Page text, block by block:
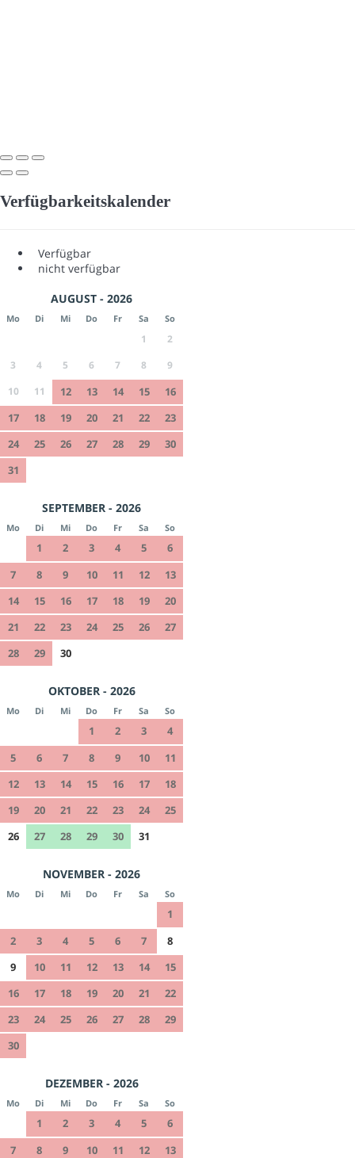
Verfügbarkeitskalender
Verfügbar
nicht verfügbar
AUGUST - 2026
Mo Di Mi Do Fr Sa So
1
2
3
4 5 6 7 8
9
10
11 12 13 14 15
16
17
18 19 20 21 22
23
24
25 26 27 28 29
30
31
SEPTEMBER - 2026
Mo Di Mi Do Fr Sa So
1 2 3 4 5
6
7
8 9 10 11 12
13
14
15 16 17 18 19
20
21
22 23 24 25 26
27
28
29 30
OKTOBER - 2026
Mo Di Mi Do Fr Sa So
1 2 3
4
5
6 7 8 9 10
11
12
13 14 15 16 17
18
19
20 21 22 23 24
25
26
27 28 29 30 31
NOVEMBER - 2026
Mo Di Mi Do Fr Sa So
1
2
3 4 5 6 7
8
9
10 11 12 13 14
15
16
17 18 19 20 21
22
23
24 25 26 27 28
29
30
DEZEMBER - 2026
Mo Di Mi Do Fr Sa So
1 2 3 4 5
6
7
8 9 10 11 12
13